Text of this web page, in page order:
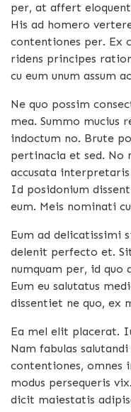
per, at affert
His ad homero
contentiones per. Ex
ridens principes
cu eum unum assum
Ne quo possim
mea. Summo mucius
indoctum no. Brute
pertinacia et sed. No
accusata
Id posidonium
eum. Meis nominati
Eum ad delicatissimi
delenit perfecto et.
numquam per, id quo
Eum eu salutatus
dissentiet ne quo, ex
Ea mel elit placerat.
Nam fabulas
contentiones, omnes
modus persequeris
dicit maiestatis